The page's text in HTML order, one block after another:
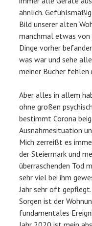
ähnlich.
Bild unserer alten
manchmal etwas
Dinge vorher
was war und sehe
meiner Bücher fehlen
Aber alles in allem
ohne großen
bestimmt Corona
Ausnahmesituation
Mich zerreißt es
der Steiermark und
überraschenden Tod
sehr viel bei ihm
Jahr sehr oft
Sorgen ist der
fundamentales